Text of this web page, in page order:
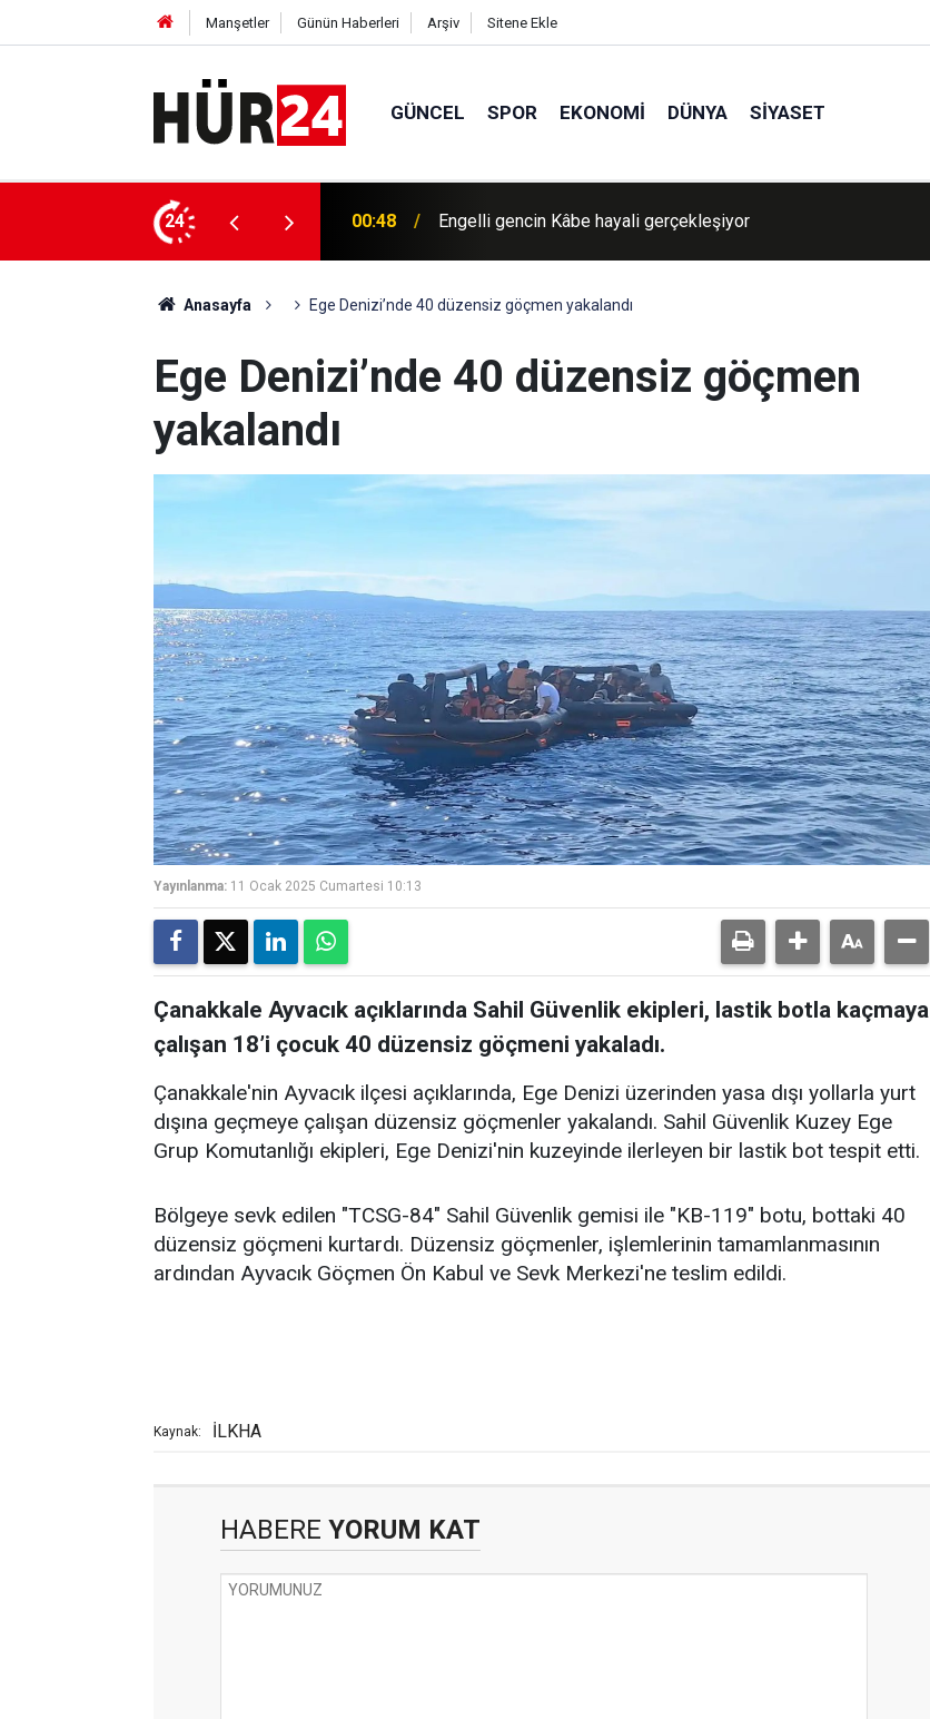
Manşetler Günün Haberleri Arşiv Sitene Ekle
GÜNCEL SPOR EKONOMI DÜNYA SIYASET
24 00:40 Bugün hava nasıl olacak?
Anasayfa Ege Denizi’nde 40 düzensiz göçmen yakalandı
Ege Denizi’nde 40 düzensiz göçmen
yakalandı
Yayınlanma: 11 Ocak 2025 Cumartesi 10:13
Çanakkale Ayvacık açıklarında Sahil Güvenlik ekipleri, lastik botla kaçmaya
çalışan 18’i çocuk 40 düzensiz göçmeni yakaladı.
Çanakkale'nin Ayvacık ilçesi açıklarında, Ege Denizi üzerinden yasa dışı yollarla yurt
dışına geçmeye çalışan düzensiz göçmenler yakalandı. Sahil Güvenlik Kuzey Ege
Grup Komutanlığı ekipleri, Ege Denizi'nin kuzeyinde ilerleyen bir lastik bot tespit etti.
Bölgeye sevk edilen "TCSG-84" Sahil Güvenlik gemisi ile "KB-119" botu, bottaki 40
düzensiz göçmeni kurtardı. Düzensiz göçmenler, işlemlerinin tamamlanmasının
ardından Ayvacık Göçmen Ön Kabul ve Sevk Merkezi'ne teslim edildi.
Kaynak: İLKHA
HABERE YORUM KAT